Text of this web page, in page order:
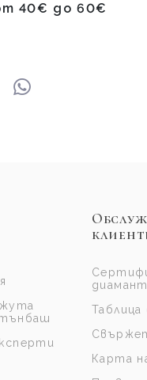
40€ до 60€
Таблица
Карта